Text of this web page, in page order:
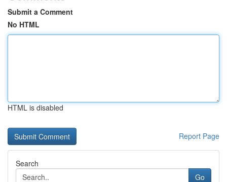
Submit a Comment
No HTML
HTML is disabled
Report Page
Search
Go